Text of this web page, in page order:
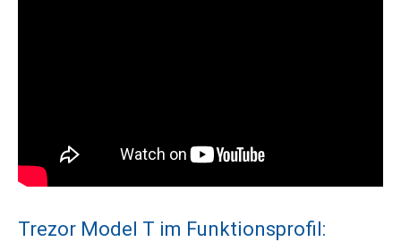
Trezor Model T im Funktionsprofil: